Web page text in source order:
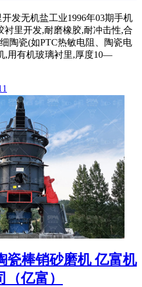
发无机盐工业1996年03期手机
衬里开发,耐磨橡胶,耐冲击性,合
陶瓷(如PTC热敏电阻、陶瓷电
,用有机玻璃衬里,厚度10—
瓷棒销砂磨机 亿富机
亿富）